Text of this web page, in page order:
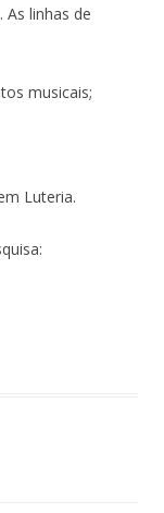
As linhas de
musicais;
Luteria.